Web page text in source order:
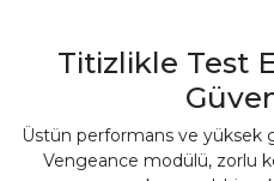
Titizlikle Test
Üstün performans ve yüksek
Vengeance modülü, zorlu